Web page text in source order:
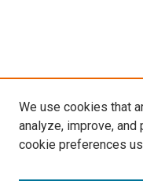
We use cookies that
analyze, improve, and
cookie preferences